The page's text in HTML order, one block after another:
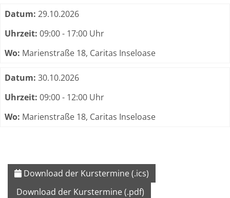
Datum: 29.10.2026
Uhrzeit: 09:00 - 17:00 Uhr
Wo: Marienstraße 18, Caritas Inseloase
Datum: 30.10.2026
Uhrzeit: 09:00 - 12:00 Uhr
Wo: Marienstraße 18, Caritas Inseloase
Download der Kurstermine (.ics)
Download der Kurstermine (.pdf)